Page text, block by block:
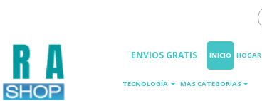
ENVIOS GRATIS INICIO HOGAR
TECNOLOGÍA MAS CATEGORIAS